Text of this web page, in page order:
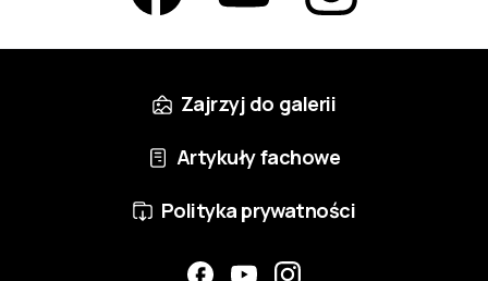
Zajrzyj do galerii
Artykuły fachowe
Polityka prywatności